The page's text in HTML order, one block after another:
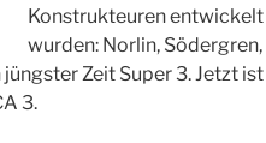
Konstrukteuren entwickelt
wurden: Norlin, Södergren,
Zeit Super 3. Jetzt ist
3.